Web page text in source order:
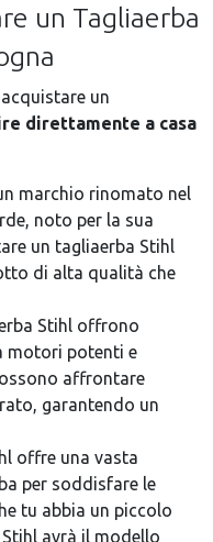
un Tagliaerba
un
direttamente a casa
marchio rinomato nel
noto per la sua
un tagliaerba Stihl
di alta qualità che
Stihl offrono
motori potenti e
affrontare
garantendo un
offre una vasta
per soddisfare le
tu abbia un piccolo
avrà il modello